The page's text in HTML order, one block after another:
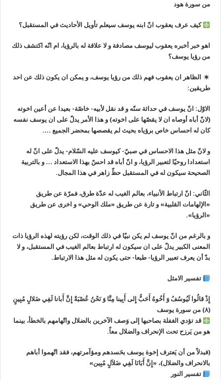
من سورة هود
كيف عرف يعقوب انّ ابنه يوسف سيعلم تأويل الأحاديث في المستقبل؟
اهو خبر أخبره يعقوب ليوسف مصادفة و لا علاقة له بالرؤيا، ام انّه اكتشف ذلك
من رؤيا يوسف؟
الظاهر ان يعقوب فهم ذلك من رؤيا يوسف، و يمكن ان يكون ذلك عن احد
طريقين:
‏الاوّل: انّ يوسف في حداثة سنّه و قد نقل لأبيه- خاصّة- بعيدا عن أعين اخوته
(لانّ أباه أوصاه ان لا يقصّها علی اخوته) و هذا الأمر يدلّ علی ان يوسف نفسه
كان له احساس خاص برؤياه بحيث لم يقصصها بمحضر الجميع ….
‏و لانّ مثل هذا الاحساس في صبيّ- كيوسف عليه السّلام- يدلّ علی انّ له
استعدادا روحيّا لتعبير الرؤيا، و انّ أباه قد احسّ بهذا الاستعداد … و بالتربية
الصحيحة سيكون له في المستقبل حظّ زاهر في هذا المجال.
‏الثّاني: انّ ارتباط الأنبياء، بعالم الغيب له عدّة طرق، فمرّة عن طريق
«الإلهامات القلبية» و تارة عن طريق «ملك الوحي» و اخری عن طريق
«الرؤيا».
‏و بالرغم من انّ يوسف لم يكن نبيّا في ذلك الوقت، لكن رؤيته لهذه الرؤيا ذات
المعنی الكبير يدلّ علی ان سيكون له ارتباط بعالم الغيب في المستقبل، و لا
بدّ أن يعرف تعبير الرؤيا- طبعا- حتی يكون له مثل هذا الارتباط.
تفسير الامثل
إِذْ قالُوا لَيُوسُفُ وَ أَخُوهُ أَحَبُّ إِلی‌ أَبِينا مِنَّا وَ نَحْنُ عُصْبَةٌ إِنَّ أَبانا لَفِي ضَلالٍ مُبِينٍ
(٨) من سورة يوسف
قد تؤدي الغفلة بصاحبها إلی وَصف الآخرين بالضلال واتّهامهم بالخطأ، بينما
هو من يَرزح تحت الإنحراف والضلال معاً.
(فبدلاً من أن يَعترف إخوة يوسف بحَسدهم ومؤآمرتهم، فقد اتّهموا أباهم
بالانحراف والضلال)، «إِنَّ أَبَانَا لَفِي ضَلاَلٍ مُبِين»
تفسير النور